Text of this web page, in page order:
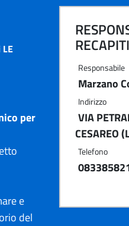
LE
per
e
del
RECAPITI
Responsabile
Marzano
Indirizzo
VIA
CESAREO
Telefono